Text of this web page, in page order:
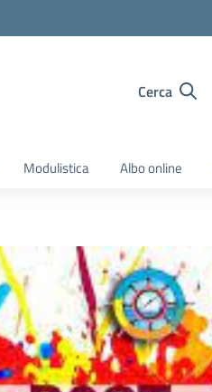
Cerca
Modulistica Albo online